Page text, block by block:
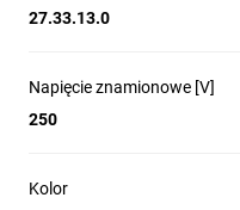
27.33.13.0
Napięcie znamionowe [V]
250
Kolor